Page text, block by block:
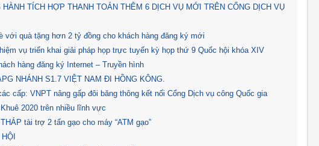
TÍCH HỢP THANH TOÁN THÊM 6 DỊCH VỤ MỚI TRÊN CỔNG DỊCH VỤ
với quà tặng hơn 2 tỷ đồng cho khách hàng đăng ký mới
vụ triển khai giải pháp họp trực tuyến kỳ họp thứ 9 Quốc hội khóa XIV
hàng đăng ký Internet – Truyền hình
NHÁNH S1.7 VIỆT NAM ĐI HỒNG KÔNG.
cấp: VNPT nâng gấp đôi băng thông kết nối Cổng Dịch vụ công Quốc gia
2020 trên nhiều lĩnh vực
tài trợ 2 tấn gạo cho máy “ATM gạo”